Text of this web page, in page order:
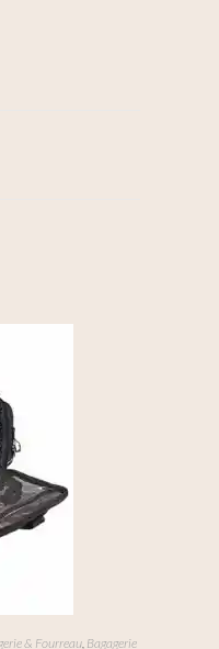
& Fourreau, Bagagerie